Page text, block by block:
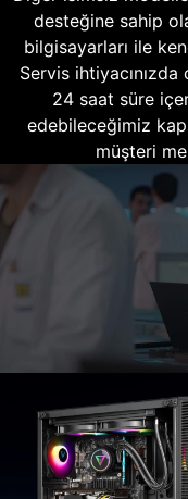
desteğine sahip
bilgisayarları ile
Servis ihtiyacınızda
24 saat süre
edebileceğimiz
müşteri